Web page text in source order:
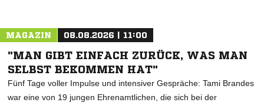
MAGAZIN 08.08.2026 | 11:00
"MAN GIBT EINFACH ZURÜCK, WAS MAN
SELBST BEKOMMEN HAT"
Fünf Tage voller Impulse und intensiver Gespräche: Tami Brandes
war eine von 19 jungen Ehrenamtlichen, die sich bei der